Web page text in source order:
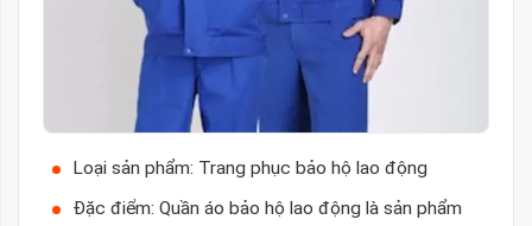
Loại sản phẩm: Trang phục bảo hộ lao động
Đặc điểm: Quần áo bảo hộ lao động là sản phẩm